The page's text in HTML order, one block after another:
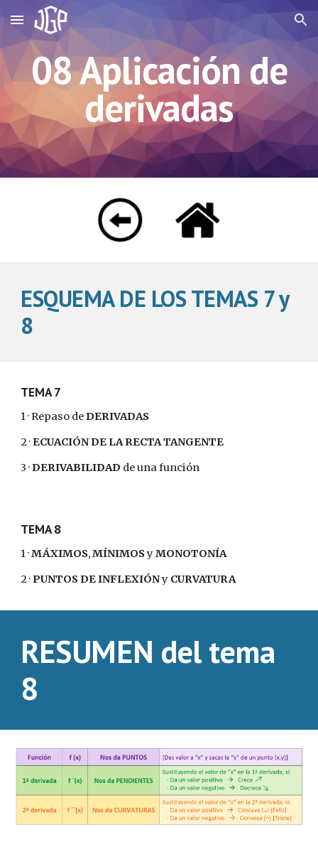
Skip to main content Skip to navigation
08 Aplicación de
derivadas
ESQUEMA DE LOS TEMAS 7 y
8
TEMA 7
1 · Repaso deDERIVADAS
2 ·ECUACIÓN DE LA RECTA TANGENTE
3 ·DERIVABILIDAD de una función
TEMA 8
1 ·MÁXIMOS,MÍNIMOSyMONOTONÍA
2 ·PUNTOS DE INFLEXIÓNy CURVATURA
RESUMEN del tema
8